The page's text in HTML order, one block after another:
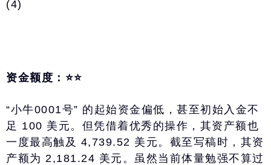
资金额度：⭐️⭐️
“小牛0001号” 的起始资金偏低，甚至初始入金不
足 100 美元。但凭借着优秀的操作，其资产额也
一度最高触及 4,739.52 美元。截至写稿时，其资
产额为 2,181.24 美元。虽然当前体量勉强不算过